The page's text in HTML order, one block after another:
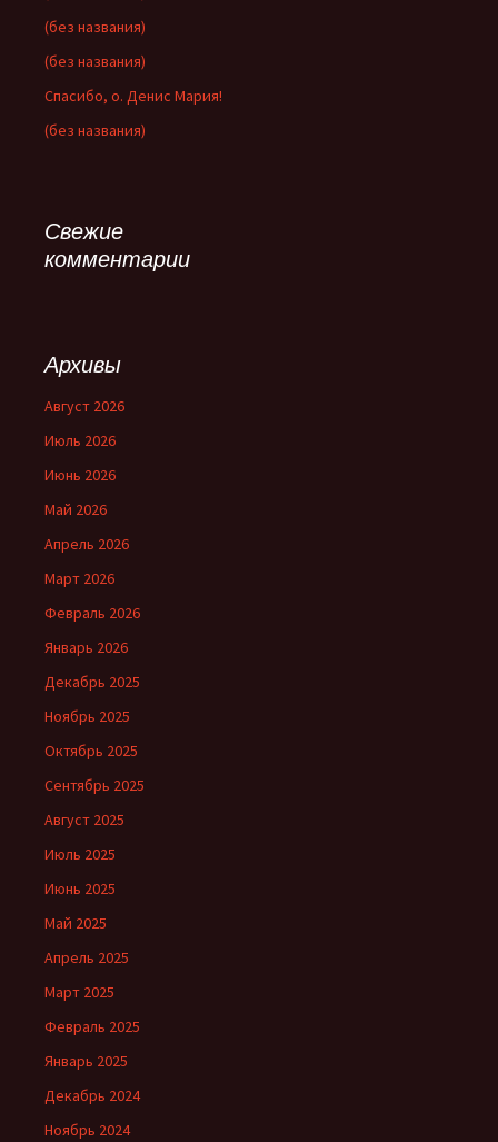
(без названия)
(без названия)
Спасибо, о. Денис Мария!
(без названия)
Свежие
комментарии
Архивы
Август 2026
Июль 2026
Июнь 2026
Май 2026
Апрель 2026
Март 2026
Февраль 2026
Январь 2026
Декабрь 2025
Ноябрь 2025
Октябрь 2025
Сентябрь 2025
Август 2025
Июль 2025
Июнь 2025
Май 2025
Апрель 2025
Март 2025
Февраль 2025
Январь 2025
Декабрь 2024
Ноябрь 2024